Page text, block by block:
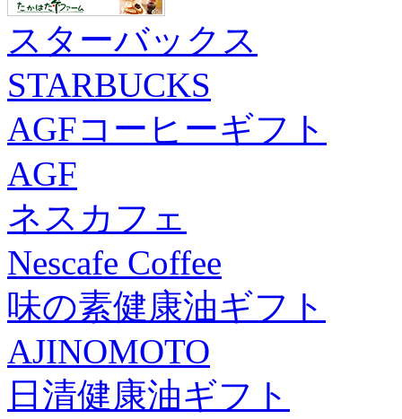
スターバックス
STARBUCKS
AGFコーヒーギフト
AGF
ネスカフェ
Nescafe Coffee
味の素健康油ギフト
AJINOMOTO
日清健康油ギフト